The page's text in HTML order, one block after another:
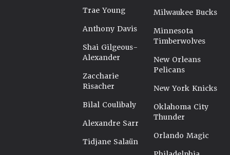
Trae Young
Anthony Davis
Shai Gilgeous-
Alexander
Zaccharie
Risacher
Bilal Coulibaly
Alexandre Sarr
Tidjane Salaün
Milwaukee Bucks
Minnesota
Timberwolves
New Orleans
Pelicans
New York Knicks
Oklahoma City
Thunder
Orlando Magic